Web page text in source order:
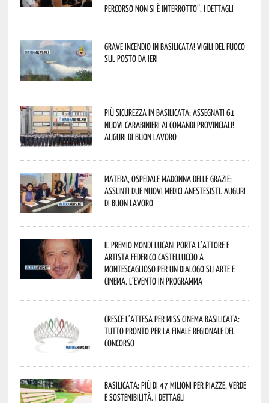
percorso non si è interrotto”. I dettagli
Grave incendio in Basilicata! Vigili del fuoco
sul posto da ieri
Più sicurezza in Basilicata: assegnati 61
nuovi Carabinieri ai Comandi provinciali!
Auguri di buon lavoro
Matera, Ospedale Madonna delle Grazie:
assunti due nuovi medici anestesisti. Auguri
di buon lavoro
Il Premio Mondi Lucani porta l’attore e
artista Federico Castelluccio a
Montescaglioso per un dialogo su arte e
cinema. L’evento in programma
Cresce l’attesa per Miss Cinema Basilicata:
tutto pronto per la finale regionale del
concorso
Basilicata: più di 47 milioni per piazze, verde
e sostenibilità. I dettagli